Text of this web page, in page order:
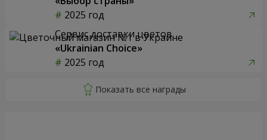
2025 год
Сервис доставки цветов
«Ukrainian Choice»
2025 год